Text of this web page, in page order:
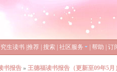
生读书 推荐 搜索 社区服务 帮助 订
书报告 » 王德福读书报告（更新至09年5月